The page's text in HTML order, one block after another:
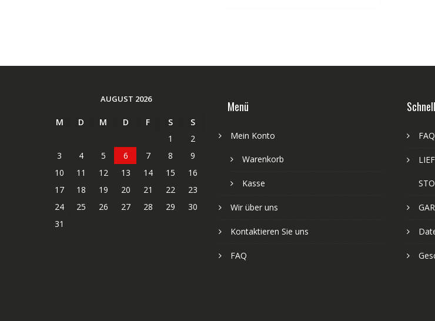
AUGUST 2026
M D M D F S
S
1
2
3
4 5 6 7 8
9
10
11 12 13 14 15
16
17
18 19 20 21 22
23
24
25 26 27 28 29
30
31
Menü
Mein Konto
Warenkorb
Kasse
Wir über uns
Kontaktieren Sie uns
FAQ
FAQ